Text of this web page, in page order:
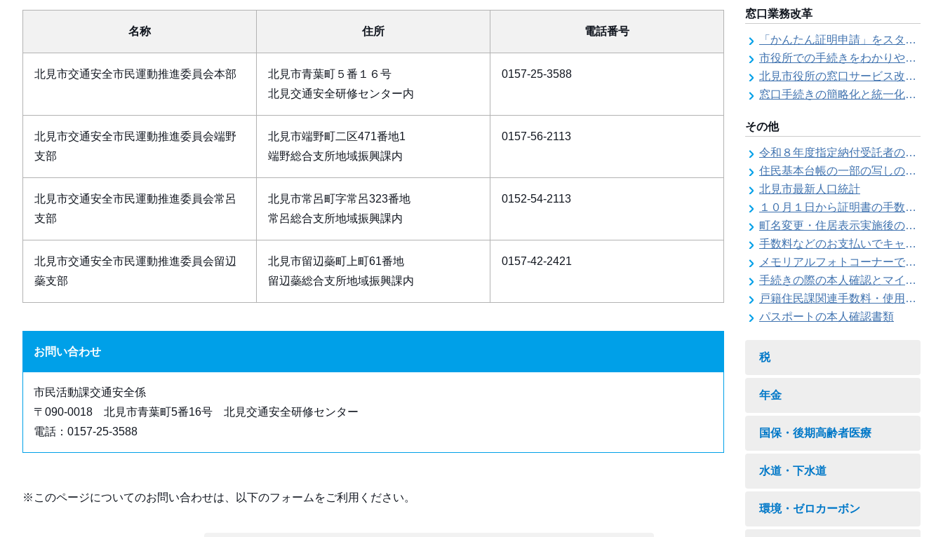
名称 住所 電話番号
北見市交通安全市民運動推進委員会本部
北見市青葉町５番１６号
北見交通安全研修センター内
0157-25-3588
北見市交通安全市民運動推進委員会端野
支部
北見市端野町二区471番地1
端野総合支所地域振興課内
0157-56-2113
北見市交通安全市民運動推進委員会常呂
支部
北見市常呂町字常呂323番地
常呂総合支所地域振興課内
0152-54-2113
北見市交通安全市民運動推進委員会留辺
蘂支部
北見市留辺蘂町上町61番地
留辺蘂総合支所地域振興課内
0157-42-2421
お問い合わせ
市民活動課交通安全係
〒090-0018 北見市青葉町5番16号 北見交通安全研修センター
電話：0157‐25‐3588
※このページについてのお問い合わせは、以下のフォームをご利用ください。
窓口業務改革
「かんたん証明申請」をスタートしました
市役所での手続きをわかりやすく！「手続きチェックシート」を導入しました
北見市役所の窓口サービス改善の取り組み経過
窓口手続きの簡略化と統一化の取り組みについて（ワンストップサービス推進事業）
その他
令和８年度指定納付受託者の指定について
住民基本台帳の一部の写しの閲覧状況
北見市最新人口統計
１０月１日から証明書の手数料が変わります
町名変更・住居表示実施後の住所変更
手数料などのお支払いでキャッシュレス決済が利用できます
メモリアルフォトコーナーで記念撮影はいかがですか
手続きの際の本人確認とマイナンバーの確認にご協力ください
戸籍住民課関連手数料・使用料一覧
パスポートの本人確認書類
税
年金
国保・後期高齢者医療
水道・下水道
環境・ゼロカーボン